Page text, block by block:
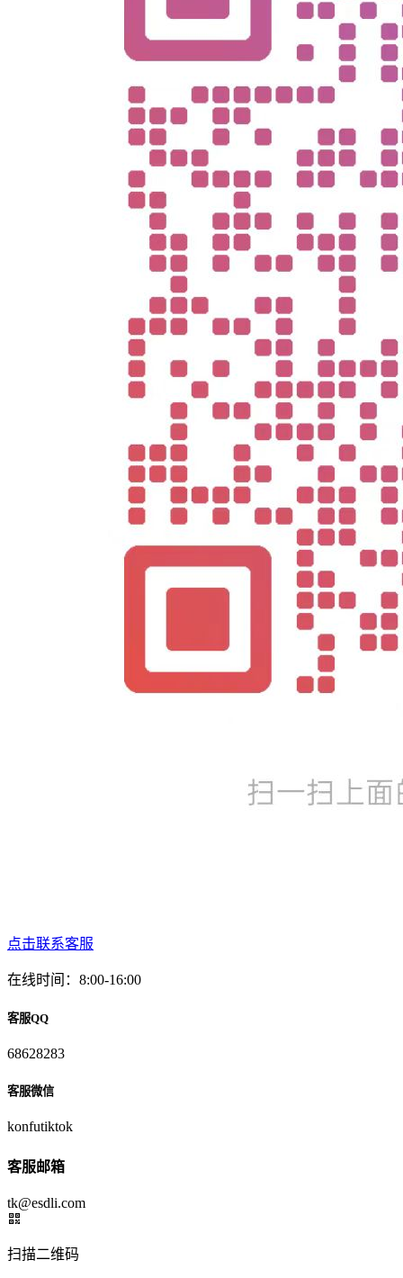
点击联系客服
在线时间：8:00-16:00
客服QQ
68628283
客服微信
konfutiktok
客服邮箱
tk@esdli.com
扫描二维码